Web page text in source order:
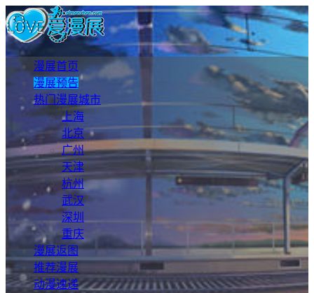
漫展首页
漫展预告
热门漫展城市
上海
北京
广州
天津
杭州
武汉
深圳
重庆
漫展返图
推荐漫展
动漫速递